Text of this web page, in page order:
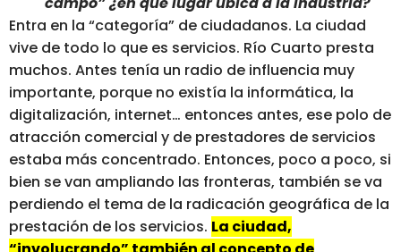
Entra en la “categoría” de ciudadanos. La ciudad
vive de todo lo que es servicios. Río Cuarto presta
muchos. Antes tenía un radio de influencia muy
importante, porque no existía la informática, la
digitalización, internet… entonces antes, ese polo de
atracción comercial y de prestadores de servicios
estaba más concentrado. Entonces, poco a poco, si
bien se van ampliando las fronteras, también se va
perdiendo el tema de la radicación geográfica de la
prestación de los servicios. La ciudad,